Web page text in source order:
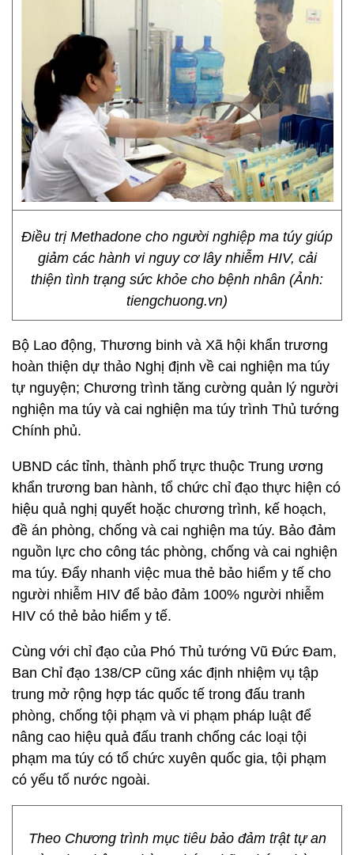
Điều trị Methadone cho người nghiệp ma túy giúp
giảm các hành vi nguy cơ lây nhiễm HIV, cải
thiện tình trạng sức khỏe cho bệnh nhân (Ảnh:
tiengchuong.vn)
Bộ Lao động, Thương binh và Xã hội khẩn trương
hoàn thiện dự thảo Nghị định về cai nghiện ma túy
tự nguyện; Chương trình tăng cường quản lý người
nghiện ma túy và cai nghiện ma túy trình Thủ tướng
Chính phủ.
UBND các tỉnh, thành phố trực thuộc Trung ương
khẩn trương ban hành, tổ chức chỉ đạo thực hiện có
hiệu quả nghị quyết hoặc chương trình, kế hoạch,
đề án phòng, chống và cai nghiện ma túy. Bảo đảm
nguồn lực cho công tác phòng, chống và cai nghiện
ma túy. Đẩy nhanh việc mua thẻ bảo hiểm y tế cho
người nhiễm HIV để bảo đảm 100% người nhiễm
HIV có thẻ bảo hiểm y tế.
Cùng với chỉ đạo của Phó Thủ tướng Vũ Đức Đam,
Ban Chỉ đạo 138/CP cũng xác định nhiệm vụ tập
trung mở rộng hợp tác quốc tế trong đấu tranh
phòng, chống tội phạm và vi phạm pháp luật để
nâng cao hiệu quả đấu tranh chống các loại tội
phạm ma túy có tổ chức xuyên quốc gia, tội phạm
có yếu tố nước ngoài.
Theo Chương trình mục tiêu bảo đảm trật tự an